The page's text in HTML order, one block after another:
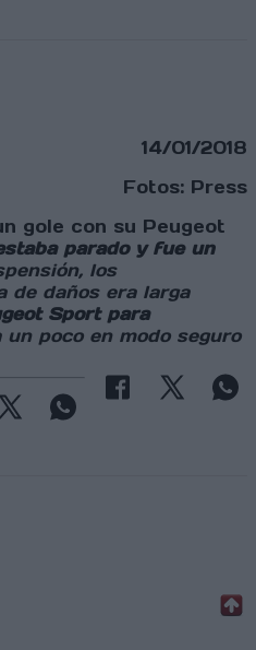
14/01/2018
Fotos: Press
gole con su Peugeot
parado y fue un
los
de daños era larga
Sport para
poco en modo seguro